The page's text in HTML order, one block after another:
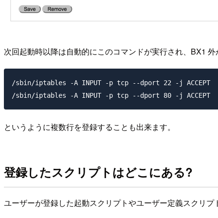
次回起動時以降は自動的にこのコマンドが実行され、BX1
/sbin/iptables -A INPUT -p tcp --dport 22 -j ACCEPT
というように複数行を登録することも出来ます。
登録したスクリプトはどこにある?
ユーザーが登録した起動スクリプトやユーザー定義スクリ